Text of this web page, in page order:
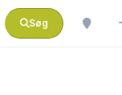
Søg